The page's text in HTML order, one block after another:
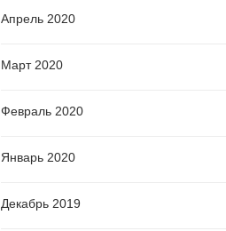
Апрель 2020
Март 2020
Февраль 2020
Январь 2020
Декабрь 2019